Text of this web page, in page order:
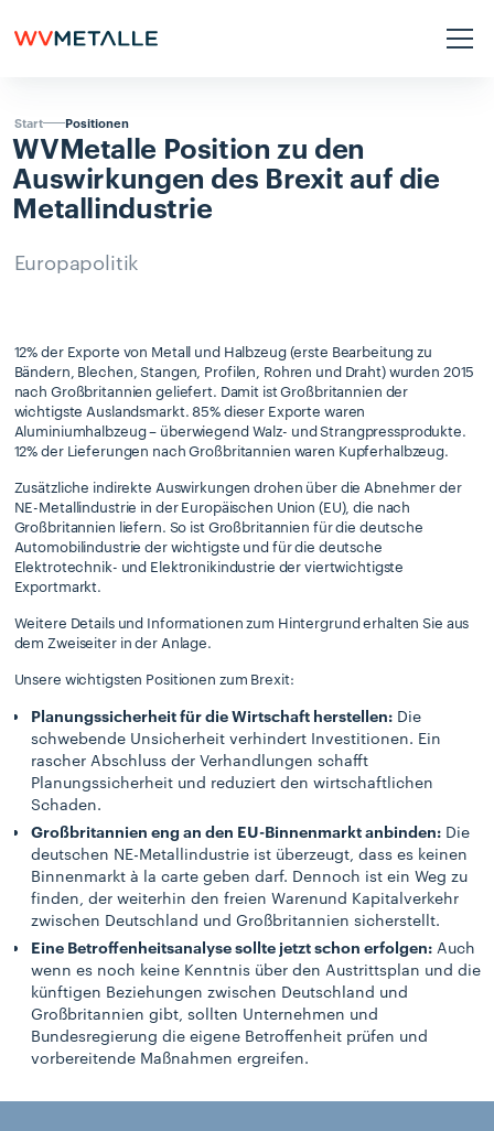
Start Positionen
WVMetalle Position zu den
Auswirkungen des Brexit auf die
Metallindustrie
Europapolitik
12% der Exporte von Metall und Halbzeug (erste Bearbeitung zu
Bändern, Blechen, Stangen, Profilen, Rohren und Draht) wurden 2015
nach Großbritannien geliefert. Damit ist Großbritannien der
wichtigste Auslandsmarkt. 85% dieser Exporte waren
Aluminiumhalbzeug – überwiegend Walz- und Strangpressprodukte.
12% der Lieferungen nach Großbritannien waren Kupferhalbzeug.
Zusätzliche indirekte Auswirkungen drohen über die Abnehmer der
NE-Metallindustrie in der Europäischen Union (EU), die nach
Großbritannien liefern. So ist Großbritannien für die deutsche
Automobilindustrie der wichtigste und für die deutsche
Elektrotechnik- und Elektronikindustrie der viertwichtigste
Exportmarkt.
Weitere Details und Informationen zum Hintergrund erhalten Sie aus
dem Zweiseiter in der Anlage.
Unsere wichtigsten Positionen zum Brexit:
Planungssicherheit für die Wirtschaft herstellen:Die
schwebende Unsicherheit verhindert Investitionen. Ein
rascher Abschluss der Verhandlungen schafft
Planungssicherheit und reduziert den wirtschaftlichen
Schaden.
Großbritannien eng an den EU-Binnenmarkt anbinden:Die
deutschen NE-Metallindustrie ist überzeugt, dass es keinen
Binnenmarkt à la carte geben darf. Dennoch ist ein Weg zu
finden, der weiterhin den freien Warenund Kapitalverkehr
zwischen Deutschland und Großbritannien sicherstellt.
Eine Betroffenheitsanalyse sollte jetzt schon erfolgen:Auch
wenn es noch keine Kenntnis über den Austrittsplan und die
künftigen Beziehungen zwischen Deutschland und
Großbritannien gibt, sollten Unternehmen und
Bundesregierung die eigene Betroffenheit prüfen und
vorbereitende Maßnahmen ergreifen.